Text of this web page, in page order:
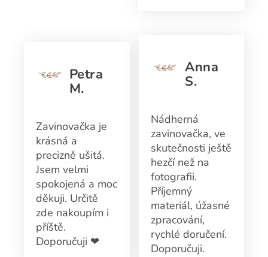
Petra
M.
Zavinovačka je
krásná a
precizně ušitá.
Jsem velmi
spokojená a moc
děkuji. Určitě
zde nakoupím i
příště.
Doporučuji ❤
Anna
S.
Nádherná
zavinovačka, ve
skutečnosti ještě
hezčí než na
fotografii.
Příjemný
materiál, úžasné
zpracování,
rychlé doručení.
Doporučuji.